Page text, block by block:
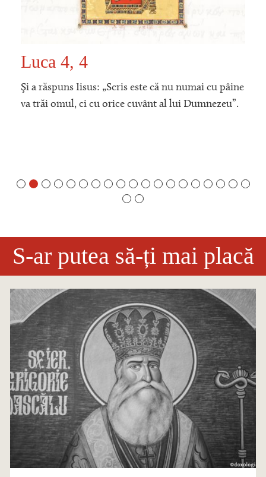
Luca 4, 4
Şi a răspuns Iisus: „Scris este că nu numai cu pâine
va trăi omul, ci cu orice cuvânt al lui Dumnezeu”.
S-ar putea să-ți mai placă